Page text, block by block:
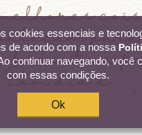
cookies essenciais e
de acordo com a nossa
continuar navegando, você
com essas condições.
Ok